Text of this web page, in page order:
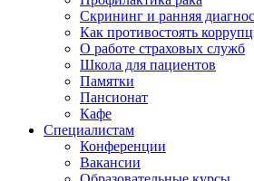
Скрининг и ранняя
Как противостоять
О работе страховых служб
Школа для пациентов
Памятки
Пансионат
Кафе
Специалистам
Конференции
Вакансии